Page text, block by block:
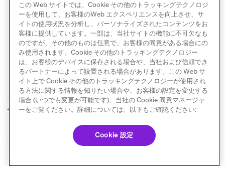
内部グループ
前へ 重複ユーザーの統合 次へ セグメント
© Braze. All Rights Reserved Privacy Policy
この Web サイトでは、Cookie その他のトラッキングテクノロジ
ーを使用して、お客様のWeb エクスペリエンスを向上させ、サ
イトの使用状況を分析し、パーソナライズされたコンテンツをお
客様に提供しています。一部は、当社サイトの機能に不可欠なも
のですが、その他のものは任意で、お客様の同意がある場合にの
み使用されます。Cookie その他のトラッキングテクノロジー
は、お客様のデバイスに保存される場合や、当社および信頼でき
るパートナーによって設置される場合があります。この Web サ
イト上で Cookie その他のトラッキングテクノロジーが使用され
る方法に関する情報を知りたい場合や、お客様の設定を変更する
場合 (いつでも変更が可能です)、当社の Cookie 同意マネージャ
ーをご覧ください。詳細については、以下もご確認ください:
Cookie 設定